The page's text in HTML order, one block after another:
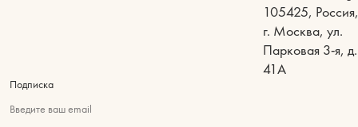
105425, Россия,
г. Москва, ул.
Парковая 3-я, д.
41А
Подписка
Введите ваш email